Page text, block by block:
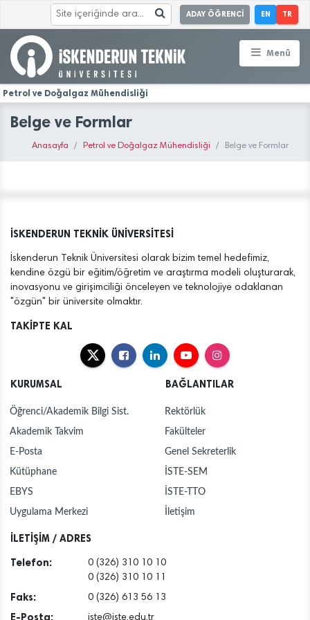
ADAY ÖĞRENCİ EN TR
Menü
Petrol ve Doğalgaz Mühendisliği
Belge ve Formlar
Anasayfa Petrol ve Doğalgaz Mühendisliği Belge ve Formlar
İSKENDERUN TEKNİK ÜNİVERSİTESİ
İskenderun Teknik Üniversitesi olarak bizim temel hedefimiz,
kendine özgü bir eğitim/öğretim ve araştırma modeli oluşturarak,
inovasyonu ve girişimciliği önceleyen ve teknolojiye odaklanan
"özgün" bir üniversite olmaktır.
TAKİPTE KAL
KURUMSAL
Öğrenci/Akademik Bilgi Sist.
Akademik Takvim
E-Posta
Kütüphane
EBYS
Uygulama Merkezi
BAĞLANTILAR
Rektörlük
Fakülteler
Genel Sekreterlik
İSTE-SEM
İSTE-TTO
İletişim
İLETİŞİM / ADRES
Telefon:
0 (326) 310 10 10
0 (326) 310 10 11
Faks: 0 (326) 613 56 13
E-Posta: iste@iste.edu.tr